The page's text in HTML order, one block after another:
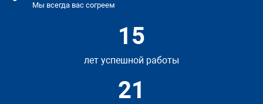
Мы всегда вас согреем
15
лет успешной работы
21